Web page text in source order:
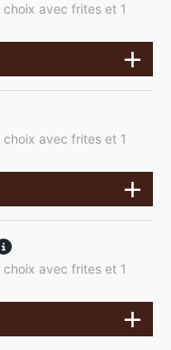
avec frites et 1
avec frites et 1
avec frites et 1